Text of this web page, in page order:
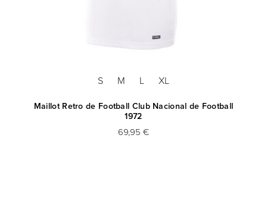
S M L XL
Maillot Retro de Football Club Nacional de Football
1972
69,95 €